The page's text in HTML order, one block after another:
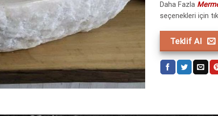
Daha Fazla
seçenekleri için
Teklif Al